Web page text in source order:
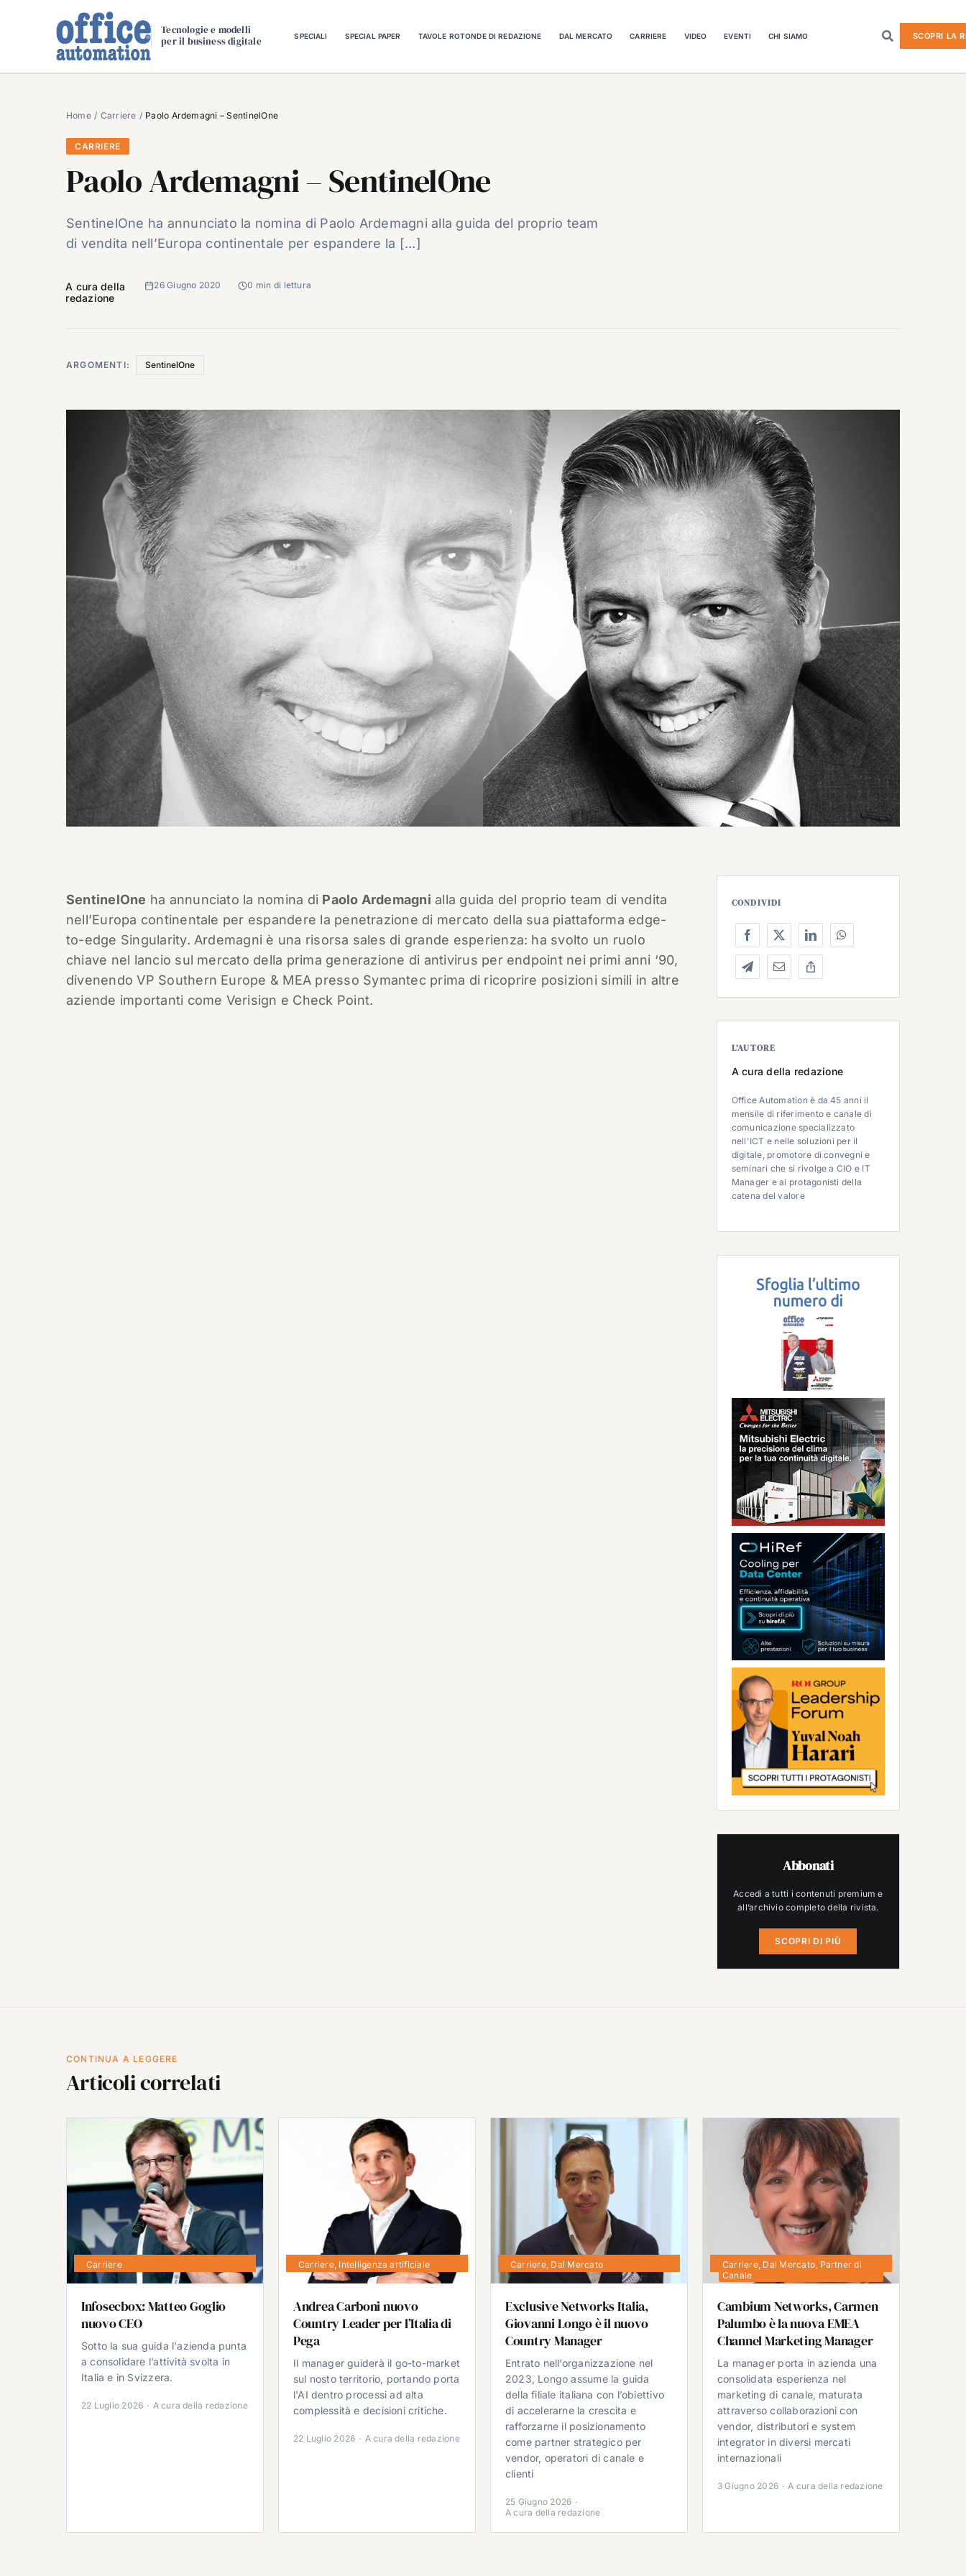
Tecnologie e modelli
per il business digitale
SPECIALI SPECIAL PAPER TAVOLE ROTONDE DI REDAZIONE DAL MERCATO CARRIERE VIDEO EVENTI CHI SIAMO SCOPRI LA
Home Carriere Paolo Ardemagni – SentinelOne
CARRIERE
Paolo Ardemagni – SentinelOne
SentinelOne ha annunciato la nomina di Paolo Ardemagni alla guida del proprio team
di vendita nell’Europa continentale per espandere la [...]
A cura della
redazione
26 Giugno 2020 0 min di lettura
ARGOMENTI: SentinelOne
SentinelOne ha annunciato la nomina di Paolo Ardemagni alla guida del proprio team di vendita
nell’Europa continentale per espandere la penetrazione di mercato della sua piattaforma edge-
to-edge Singularity. Ardemagni è una risorsa sales di grande esperienza: ha svolto un ruolo
chiave nel lancio sul mercato della prima generazione di antivirus per endpoint nei primi anni ‘90,
divenendo VP Southern Europe & MEA presso Symantec prima di ricoprire posizioni simili in altre
aziende importanti come Verisign e Check Point.
CONDIVIDI
L’AUTORE
A cura della redazione
Office Automation è da 45 anni il
mensile di riferimento e canale di
comunicazione specializzato
nell'ICT e nelle soluzioni per il
digitale, promotore di convegni e
seminari che si rivolge a CIO e IT
Manager e ai protagonisti della
catena del valore
Abbonati
Accedi a tutti i contenuti premium e
all’archivio completo della rivista.
SCOPRI DI PIÙ
CONTINUA A LEGGERE
Articoli correlati
Carriere
Infosecbox: Matteo Goglio
nuovo CEO
Sotto la sua guida l'azienda punta
a consolidare l’attività svolta in
Italia e in Svizzera.
22 Luglio 2026 · A cura della redazione
Carriere, Intelligenza artificiale
Andrea Carboni nuovo
Country Leader per l’Italia di
Pega
Il manager guiderà il go-to-market
sul nosto territorio, portando porta
l'AI dentro processi ad alta
complessità e decisioni critiche.
22 Luglio 2026 · A cura della redazione
Carriere, Dal Mercato
Exclusive Networks Italia,
Giovanni Longo è il nuovo
Country Manager
Entrato nell’organizzazione nel
2023, Longo assume la guida
della filiale italiana con l’obiettivo
di accelerarne la crescita e
rafforzarne il posizionamento
come partner strategico per
vendor, operatori di canale e
clienti
25 Giugno 2026 ·
A cura della redazione
Carriere, Dal Mercato Partner di
Canale
Cambium Networks, Carmen
Palumbo è la nuova EMEA
Channel Marketing Manager
La manager porta in azienda una
consolidata esperienza nel
marketing di canale, maturata
attraverso collaborazioni con
vendor, distributori e system
integrator in diversi mercati
internazionali
3 Giugno 2026 · A cura della redazione